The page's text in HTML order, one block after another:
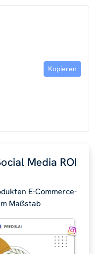
Kopieren
Media ROI
E-Commerce-
Maßstab